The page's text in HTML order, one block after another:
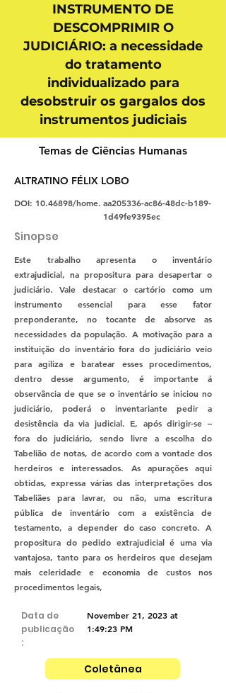
INSTRUMENTO DE
DESCOMPRIMIR O
JUDICIÁRIO: a necessidade
do tratamento
individualizado para
desobstruir os gargalos dos
instrumentos judiciais
Temas de Ciências Humanas
ALTRATINO FÉLIX LOBO
DOI: 10.46898/home. aa205336-ac86-48dc-b189-
1d49fe9395ec
Sinopse
Este trabalho apresenta o inventário
extrajudicial, na propositura para desapertar o
judiciário. Vale destacar o cartório como um
instrumento essencial para esse fator
preponderante, no tocante de absorve as
necessidades da população. A motivação para a
instituição do inventário fora do judiciário veio
para agiliza e baratear esses procedimentos,
dentro desse argumento, é importante á
observância de que se o inventário se iniciou no
judiciário, poderá o inventariante pedir a
desistência da via judicial. E, após dirigir-se –
fora do judiciário, sendo livre a escolha do
Tabelião de notas, de acordo com a vontade dos
herdeiros e interessados. As apurações aqui
obtidas, expressa várias das interpretações dos
Tabeliães para lavrar, ou não, uma escritura
pública de inventário com a existência de
testamento, a depender do caso concreto. A
propositura do pedido extrajudicial é uma via
vantajosa, tanto para os herdeiros que desejam
mais celeridade e economia de custos nos
procedimentos legais,
Data de
publicação
:
November 21, 2023 at
1:49:23 PM
Coletânea